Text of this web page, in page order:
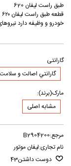
طبق راست لیفان 620
خودرو و وظیفه دارد
گارانتی
گارانتي اصالت و سلامت
مارک(برند):
مشابه اصلی
مرجع:B2904200
نام تجاری:لیفان موتور
دوست داشتن43